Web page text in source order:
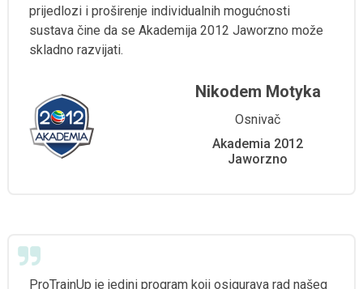
prijedlozi i proširenje individualnih mogućnosti
sustava čine da se Akademija 2012 Jaworzno može
skladno razvijati.
Nikodem Motyka
Osnivač
Akademia 2012
Jaworzno
ProTrainUp je jedini program koji osigurava rad našeg